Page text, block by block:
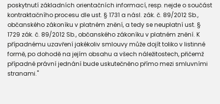
poskytnutí základních orientačních informací, resp. nejde o součást
kontraktačního procesu dle ust. § 1731 a násl. zák. č. 89/2012 Sb.,
občanského zákoníku v platném znění, a tedy se neuplatní ust. §
1729 zák. č. 89/2012 Sb., občanského zákoníku v platném znění. K
případnému uzavření jakékoliv smlouvy může dojít toliko v listinné
formě, po dohodě na jejím obsahu a všech náležitostech, přičemž
případné právní jednání bude uskutečněno přímo mezi smluvními
stranami."